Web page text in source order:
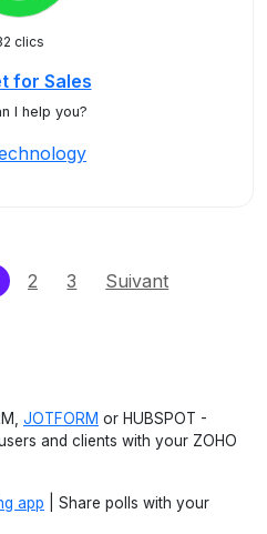
clics
for Sales
I help you?
2 3 Suivant
JOTFORM or HUBSPOT -
and clients with your ZOHO
app | Share polls with your